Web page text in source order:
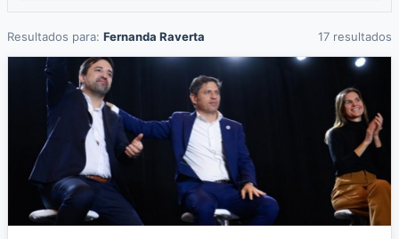
Resultados para: Fernanda Raverta 17 resultados